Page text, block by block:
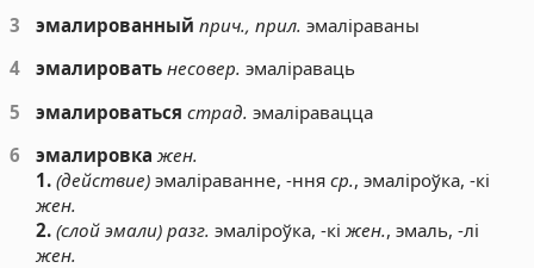
3
эмалированный прич., прил. эмаліраваны
4
эмалировать несовер. эмаліраваць
5
эмалироваться страд. эмаліравацца
6
эмалировка жен.
1. (действие) эмаліраванне, -нняср., эмаліроўка, -кі
жен.
2. (слой эмали) разг. эмаліроўка, -кіжен., эмаль, -лі
жен.